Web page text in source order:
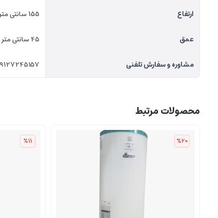
ارتفاع ۱55 سانتی متر
عمق 45 سانتی متر
مشاوره و سفارش تلفنی
محصولات مرتبط
%20
%11